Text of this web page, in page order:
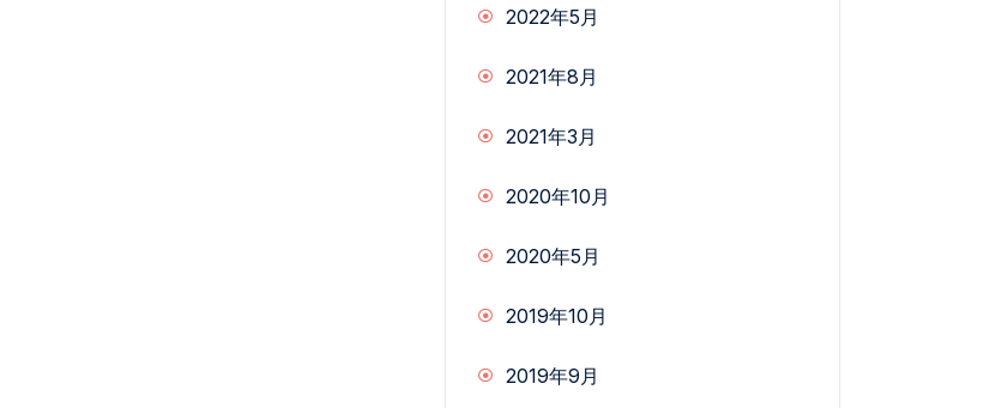
2022年5月
2021年8月
2021年3月
2020年10月
2020年5月
2019年10月
2019年9月